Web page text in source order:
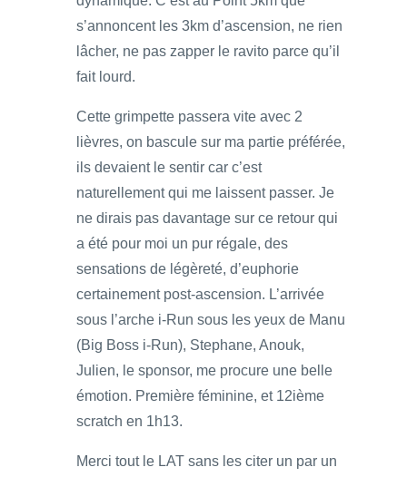
s’annoncent les 3km d’ascension, ne rien
lâcher, ne pas zapper le ravito parce qu’il
fait lourd.
Cette grimpette passera vite avec 2
lièvres, on bascule sur ma partie préférée,
ils devaient le sentir car c’est
naturellement qui me laissent passer. Je
ne dirais pas davantage sur ce retour qui
a été pour moi un pur régale, des
sensations de légèreté, d’euphorie
certainement post-ascension. L’arrivée
sous l’arche i-Run sous les yeux de Manu
(Big Boss i-Run), Stephane, Anouk,
Julien, le sponsor, me procure une belle
émotion. Première féminine, et 12ième
scratch en 1h13.
Merci tout le LAT sans les citer un par un